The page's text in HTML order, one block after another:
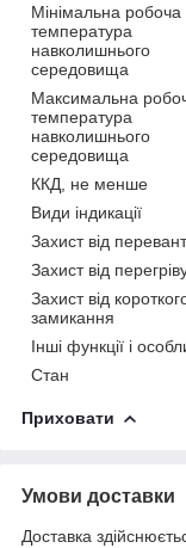
Мінімальна робоча
температура
навколишнього
середовища
Максимальна
температура
навколишнього
середовища
ККД, не менше
Види індикації
Захист від
Захист від
Захист від
замикання
Інші функції і
Стан
Приховати
Умови доставки
Доставка